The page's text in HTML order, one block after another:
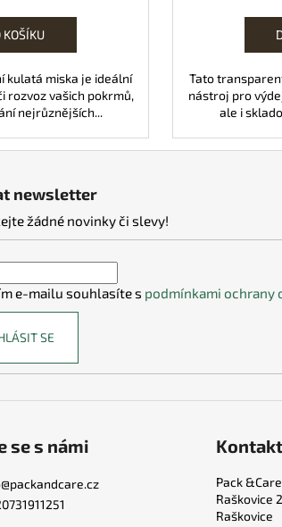
KOŠÍKU
kulatá miska je ideální
rozvoz vašich pokrmů,
nejrůznějších...
Tato
nástroj pro
ale i
newsletter
žádné novinky či slevy!
e-mailu souhlasíte s podmínkami ochrany
SE
se s námi
@packandcare.cz
Kontakt
Pack
Raškovice
Raškovice